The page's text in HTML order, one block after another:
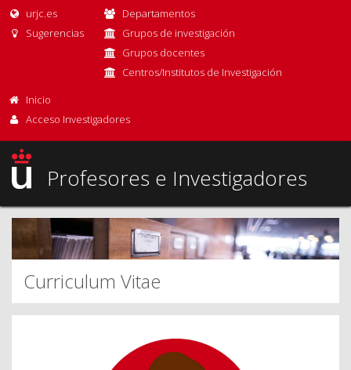
urjc.es
Sugerencias
Departamentos
Grupos de investigación
Grupos docentes
Centros/Institutos de Investigación
Inicio
Acceso Investigadores
Profesores e Investigadores
Curriculum Vitae